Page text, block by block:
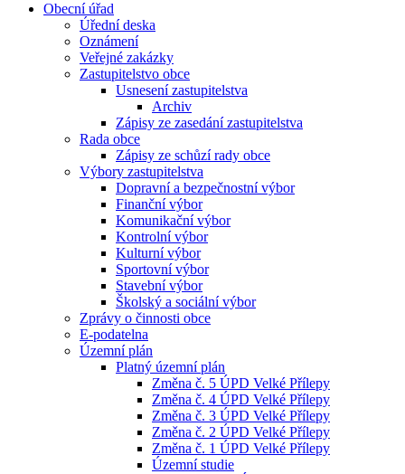
Obecní úřad
Úřední deska
Oznámení
Veřejné zakázky
Zastupitelstvo obce
Usnesení zastupitelstva
Archiv
Zápisy ze zasedání zastupitelstva
Rada obce
Zápisy ze schůzí rady obce
Výbory zastupitelstva
Dopravní a bezpečnostní výbor
Finanční výbor
Komunikační výbor
Kontrolní výbor
Kulturní výbor
Sportovní výbor
Stavební výbor
Školský a sociální výbor
Zprávy o činnosti obce
E-podatelna
Územní plán
Platný územní plán
Změna č. 5 ÚPD Velké Přílepy
Změna č. 4 ÚPD Velké Přílepy
Změna č. 3 ÚPD Velké Přílepy
Změna č. 2 ÚPD Velké Přílepy
Změna č. 1 ÚPD Velké Přílepy
Územní studie